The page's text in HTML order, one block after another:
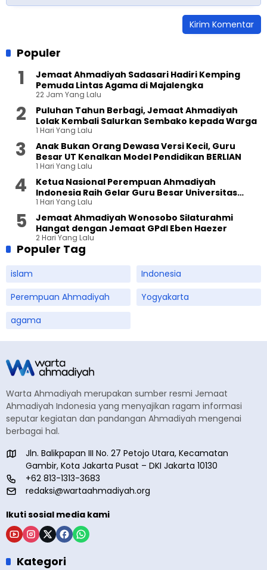
Populer
Jemaat Ahmadiyah Sadasari Hadiri Kemping
Pemuda Lintas Agama di Majalengka
22 Jam Yang Lalu
Puluhan Tahun Berbagi, Jemaat Ahmadiyah
Lolak Kembali Salurkan Sembako kepada Warga
1 Hari Yang Lalu
Anak Bukan Orang Dewasa Versi Kecil, Guru
Besar UT Kenalkan Model Pendidikan BERLIAN
1 Hari Yang Lalu
Ketua Nasional Perempuan Ahmadiyah
Indonesia Raih Gelar Guru Besar Universitas
Terbuka
1 Hari Yang Lalu
Jemaat Ahmadiyah Wonosobo Silaturahmi
Hangat dengan Jemaat GPdI Eben Haezer
2 Hari Yang Lalu
Populer Tag
islam
Indonesia
Perempuan Ahmadiyah
Yogyakarta
agama
Warta Ahmadiyah merupakan sumber resmi Jemaat
Ahmadiyah Indonesia yang menyajikan ragam informasi
seputar kegiatan dan pandangan Ahmadiyah mengenai
berbagai hal.
Jln. Balikpapan III No. 27 Petojo Utara, Kecamatan
Gambir, Kota Jakarta Pusat – DKI Jakarta 10130
+62 813-1313-3683
redaksi@wartaahmadiyah.org
Ikuti sosial media kami
Kategori